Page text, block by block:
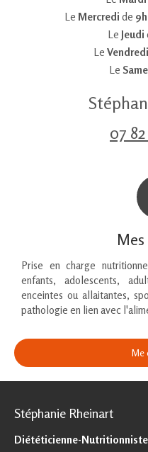
Le Mercredi de 9h
Le Jeudi
Le Vendredi
Le
07
Prise en charge
enfants, adolescents,
enceintes ou allaitantes,
pathologie en lien avec
Me
Stéphanie Rheinart
Diététicienne-Nutritionniste